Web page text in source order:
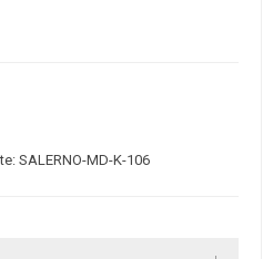
SALERNO-MD-K-106